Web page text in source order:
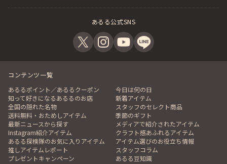
あるる公式SNS
コンテンツ一覧
あるるポイント／あるるクーポン
今日は何の日
知って好きになるあるるのお店
新着アイテム
全国の隠れた名物
スタッフのセレクト商品
送料無料・おためしアイテム
季節のギフト
最新ニュースから探す
メディアで紹介されたアイテム
Instagram紹介アイテム
クラフト感あふれるアイテム
あるる探検隊のお気に入りアイテム
アイテム選びのお役立ち情報
推しアイテムレポート
スタッフコラム
プレゼントキャンペーン
あるる豆知識